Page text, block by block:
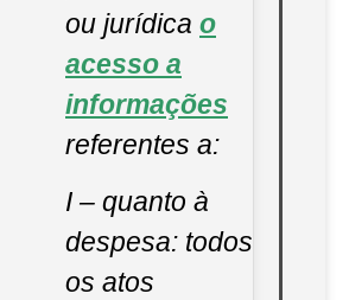
ou jurídica o
acesso a
informações
referentes a:
I – quanto à
despesa: todos
os atos